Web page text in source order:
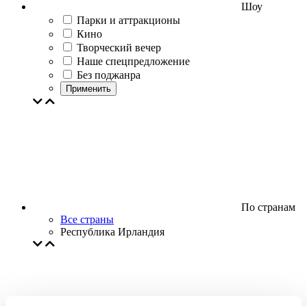
Шоу
Парки и аттракционы
Кино
Творческий вечер
Наше спецпредложение
Без поджанра
Применить
По странам
Все страны
Республика Ирландия